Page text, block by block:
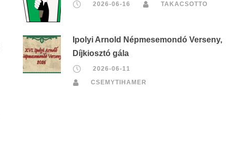
2026-06-16 TAKACSOTTO
Ipolyi Arnold Népmesemondó Verseny,
Díjkiosztó gála
2026-06-11
CSEMYTIHAMER